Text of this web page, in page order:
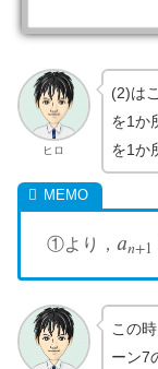
ヒロ
(2)は
を1か
を1か
①より， 𝑎𝑛+1
an+1
この
ーン7